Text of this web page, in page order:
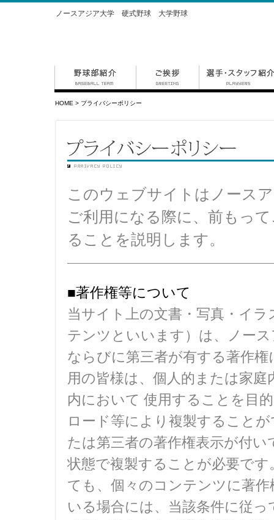
ノースアジア大学 硬式野球 大学野球
HOME > プライバシーポリシー
このウェブサイトはノース
ご利用になる際に、前もっ
ることを説明します。
■著作権等について
当サイト上の文書・写真・イ
テンツといいます）は、ノー
ならびに第三者が有する著作
用の皆様は、個人的または家
内において 使用することを目
ロード等により複製すること
たは第三者の著作権表示が付
状態で複製することが必要で
ても、個々のコンテンツに著
いる場合には、当該条件に従